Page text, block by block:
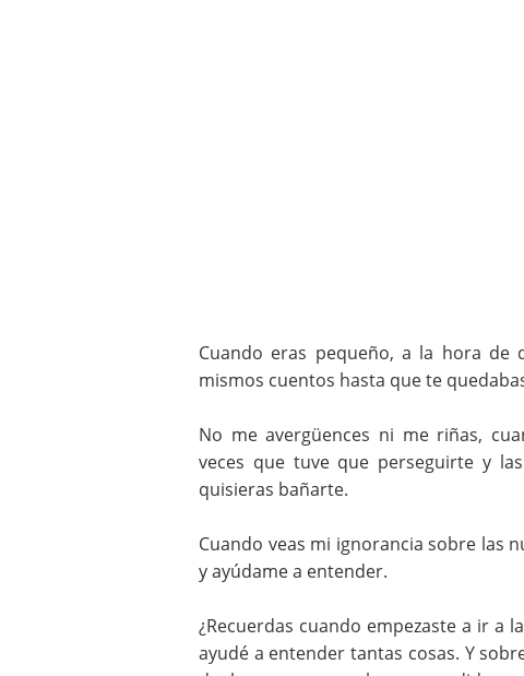
Cuando eras pequeño, a la hora
mismos cuentos hasta que te
No me avergüences ni me riñas,
veces que tuve que perseguirte y
quisieras bañarte.
Cuando veas mi ignorancia sobre las
y ayúdame a entender.
¿Recuerdas cuando empezaste a ir a
ayudé a entender tantas cosas. Y